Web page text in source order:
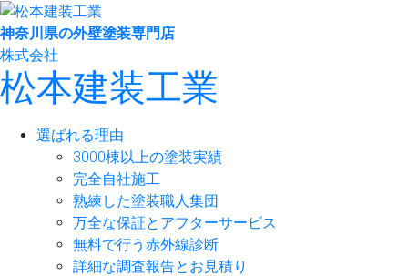
神奈川県の外壁塗装専門店
株式会社
松本建装工業
選ばれる理由
3000棟以上の塗装実績
完全自社施工
熟練した塗装職人集団
万全な保証とアフターサービス
無料で行う赤外線診断
詳細な調査報告とお見積り